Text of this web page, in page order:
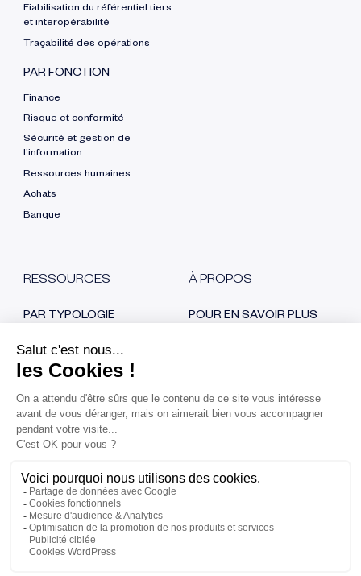
Fiabilisation du référentiel tiers
et interopérabilité
Traçabilité des opérations
PAR FONCTION
Finance
Risque et conformité
Sécurité et gestion de
l’information
Ressources humaines
Achats
Banque
RESSOURCES
PAR TYPOLOGIE
Blog
E-book
Replays
Espace Presse
À PROPOS
POUR EN SAVOIR PLUS
Nous contacter
bancaire, comment